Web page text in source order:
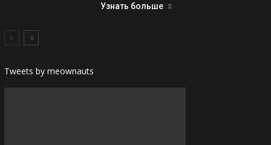
Узнать больше
Tweets by meownauts